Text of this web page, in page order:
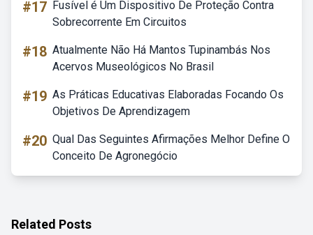
#17 Fusível é Um Dispositivo De Proteção Contra
Sobrecorrente Em Circuitos
#18 Atualmente Não Há Mantos Tupinambás Nos
Acervos Museológicos No Brasil
#19 As Práticas Educativas Elaboradas Focando Os
Objetivos De Aprendizagem
#20 Qual Das Seguintes Afirmações Melhor Define O
Conceito De Agronegócio
Related Posts